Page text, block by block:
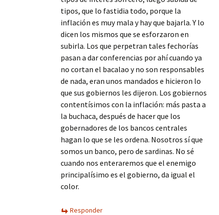
tipos, que lo fastidia todo, porque la
inflación es muy mala y hay que bajarla. Y lo
dicen los mismos que se esforzaron en
subirla. Los que perpetran tales fechorías
pasan a dar conferencias por ahí cuando ya
no cortan el bacalao y no son responsables
de nada, eran unos mandados e hicieron lo
que sus gobiernos les dijeron. Los gobiernos
contentísimos con la inflación: más pasta a
la buchaca, después de hacer que los
gobernadores de los bancos centrales
hagan lo que se les ordena. Nosotros sí que
somos un banco, pero de sardinas. No sé
cuando nos enteraremos que el enemigo
principalísimo es el gobierno, da igual el
color.
Responder